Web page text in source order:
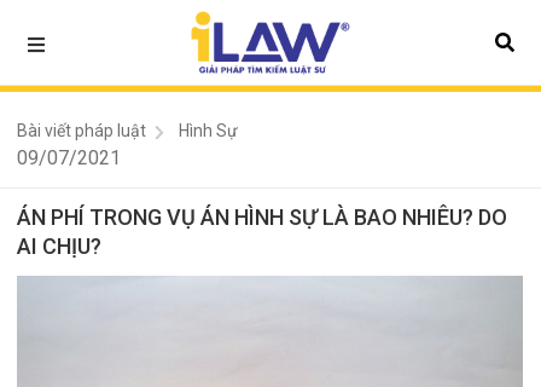
Bài viết pháp luật Hình Sự
09/07/2021
ÁN PHÍ TRONG VỤ ÁN HÌNH SỰ LÀ BAO NHIÊU? DO
AI CHỊU?